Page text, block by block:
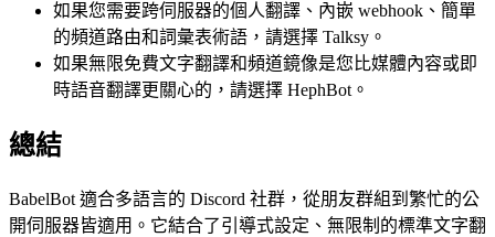
如果您需要跨伺服器的個人翻譯、內嵌 webhook、簡單
的頻道路由和詞彙表術語，請選擇 Talksy。
如果無限免費文字翻譯和頻道鏡像是您比媒體內容或即
時語音翻譯更關心的，請選擇 HephBot。
總結
BabelBot 適合多語言的 Discord 社群，從朋友群組到繁忙的公
開伺服器皆適用。它結合了引導式設定、無限制的標準文字翻